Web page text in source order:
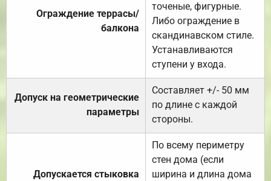
Ограждение террасы/
балкона
точеные, фигурные.
Либо ограждение в
скандинавском стиле.
Устанавливаются
ступени у входа.
Допуск на геометрические
параметры
Составляет +/- 50 мм
по длине с каждой
стороны.
Допускается стыковка
По всему периметру
стен дома (если
ширина и длина дома